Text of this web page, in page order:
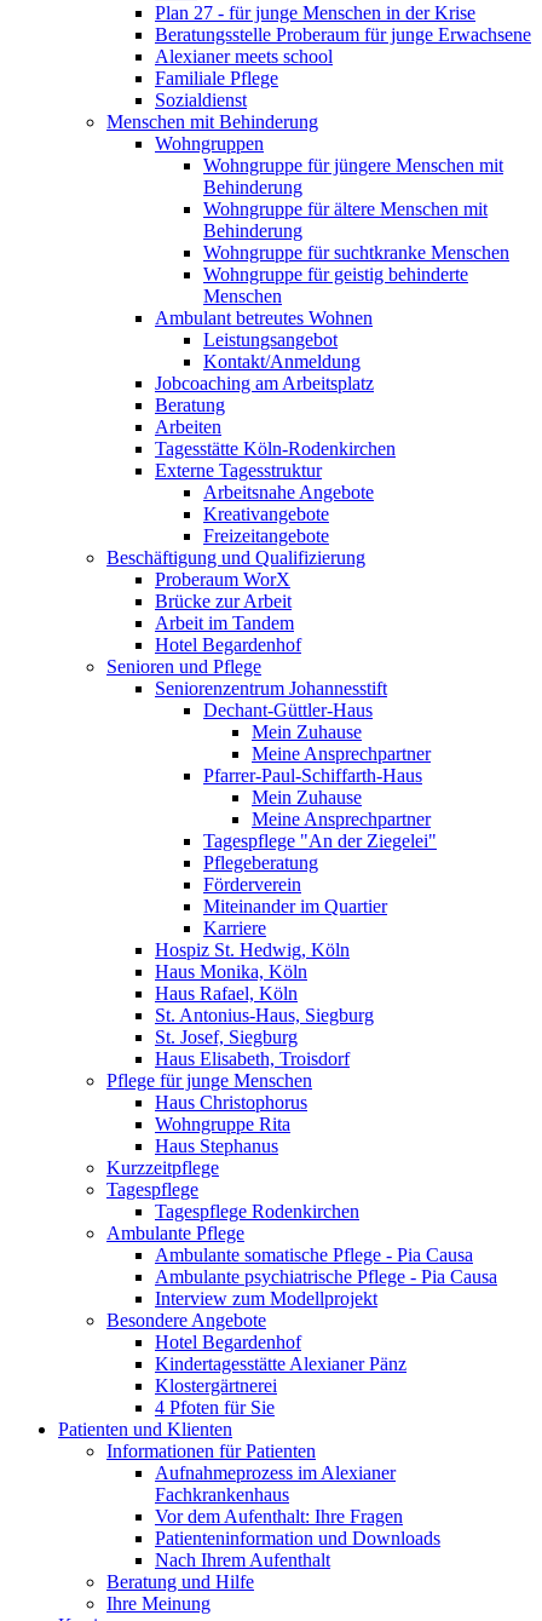
Plan 27 - für junge Menschen in der Krise
Beratungsstelle Proberaum für junge Erwachsene
Alexianer meets school
Familiale Pflege
Sozialdienst
Menschen mit Behinderung
Wohngruppen
Wohngruppe für jüngere Menschen mit
Behinderung
Wohngruppe für ältere Menschen mit
Behinderung
Wohngruppe für suchtkranke Menschen
Wohngruppe für geistig behinderte
Menschen
Ambulant betreutes Wohnen
Leistungsangebot
Kontakt/Anmeldung
Jobcoaching am Arbeitsplatz
Beratung
Arbeiten
Tagesstätte Köln-Rodenkirchen
Externe Tagesstruktur
Arbeitsnahe Angebote
Kreativangebote
Freizeitangebote
Beschäftigung und Qualifizierung
Proberaum WorX
Brücke zur Arbeit
Arbeit im Tandem
Hotel Begardenhof
Senioren und Pflege
Seniorenzentrum Johannesstift
Dechant-Güttler-Haus
Mein Zuhause
Meine Ansprechpartner
Pfarrer-Paul-Schiffarth-Haus
Mein Zuhause
Meine Ansprechpartner
Tagespflege "An der Ziegelei"
Pflegeberatung
Förderverein
Miteinander im Quartier
Karriere
Hospiz St. Hedwig, Köln
Haus Monika, Köln
Haus Rafael, Köln
St. Antonius-Haus, Siegburg
St. Josef, Siegburg
Haus Elisabeth, Troisdorf
Pflege für junge Menschen
Haus Christophorus
Wohngruppe Rita
Haus Stephanus
Kurzzeitpflege
Tagespflege
Tagespflege Rodenkirchen
Ambulante Pflege
Ambulante somatische Pflege - Pia Causa
Ambulante psychiatrische Pflege - Pia Causa
Interview zum Modellprojekt
Besondere Angebote
Hotel Begardenhof
Kindertagesstätte Alexianer Pänz
Klostergärtnerei
4 Pfoten für Sie
Patienten und Klienten
Informationen für Patienten
Aufnahmeprozess im Alexianer
Fachkrankenhaus
Vor dem Aufenthalt: Ihre Fragen
Patienteninformation und Downloads
Nach Ihrem Aufenthalt
Beratung und Hilfe
Ihre Meinung